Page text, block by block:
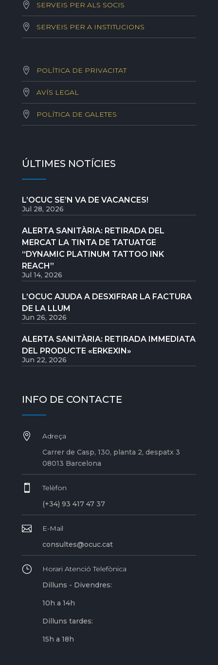
SERVEIS PER ALS SOCIS
SERVEIS PER A INSTITUCIONS
POLÍTICA DE PRIVACITAT
AVÍS LEGAL
POLÍTICA DE GALETES
ÚLTIMES NOTÍCIES
L’OCUC SE’N VA DE VACANCES!
Jul 28, 2026
ALERTA SANITÀRIA: RETIRADA DEL
MERCAT LA TINTA DE TATUATGE
“DYNAMIC PLATINUM TATTOO INK
REACH”
Jul 14, 2026
L’OCUC AJUDA A DESXIFRAR LA FACTURA
DE LA LLUM
Jun 26, 2026
ALERTA SANITÀRIA: RETIRADA IMMEDIATA
DEL PRODUCTE «ERKEXIN»
Jun 22, 2026
INFO DE CONTACTE

Adreça
Carrer de Casp, 130, planta 2, despatx 3
08013 Barcelona

Telèfon
(+34) 93 417 47 37

E-Mail
consultes@ocuc.cat
}
Horari Atenció Telefònica
Dilluns - Divendres:
10h a 14h
Dilluns tardes:
15h a 18h